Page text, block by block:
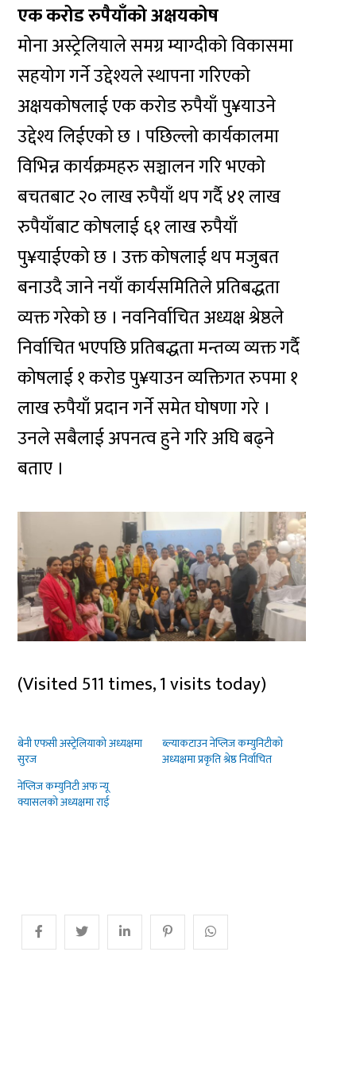
एक करोड रुपैयाँको अक्षयकोष
मोना अस्ट्रेलियाले समग्र म्याग्दीको विकासमा
सहयोग गर्ने उद्देश्यले स्थापना गरिएको
अक्षयकोषलाई एक करोड रुपैयाँ पु¥याउने
उद्देश्य लिईएको छ । पछिल्लो कार्यकालमा
विभिन्न कार्यक्रमहरु सञ्चालन गरि भएको
बचतबाट २० लाख रुपैयाँ थप गर्दै ४१ लाख
रुपैयाँबाट कोषलाई ६१ लाख रुपैयाँ
पु¥याईएको छ । उक्त कोषलाई थप मजुबत
बनाउदै जाने नयाँ कार्यसमितिले प्रतिबद्धता
व्यक्त गरेको छ । नवनिर्वाचित अध्यक्ष श्रेष्ठले
निर्वाचित भएपछि प्रतिबद्धता मन्तव्य व्यक्त गर्दै
कोषलाई १ करोड पु¥याउन व्यक्तिगत रुपमा १
लाख रुपैयाँ प्रदान गर्ने समेत घोषणा गरे ।
उनले सबैलाई अपनत्व हुने गरि अघि बढ्ने
बताए ।
(Visited 511 times, 1 visits today)
बेनी एफसी अस्ट्रेलियाको अध्यक्षमा
सुरज
ब्ल्याकटाउन नेप्लिज कम्युनिटीको
अध्यक्षमा प्रकृति श्रेष्ठ निर्वाचित
नेप्लिज कम्युनिटी अफ न्यू
क्यासलको अध्यक्षमा राई